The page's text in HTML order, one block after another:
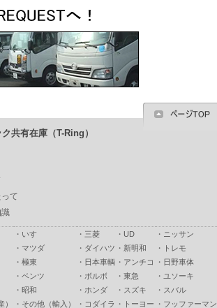
共有在庫（T-Ring）
って
識
・ いすゞ ・ 三菱 ・ UD ・ ニッサン
・ マツダ ・ ダイハツ ・ 新明和 ・
トレモ
・ 極東 ・ 日本車輌 ・ アンチコ ・ 日野車体
・ ベンツ ・ ボルボ ・ 東急 ・ ユソーキ
・ 昭和 ・ ホンダ ・ スズキ ・ スバル
） ・ その他（輸入） ・ コダイラ ・ トーヨー ・ フッファーマン